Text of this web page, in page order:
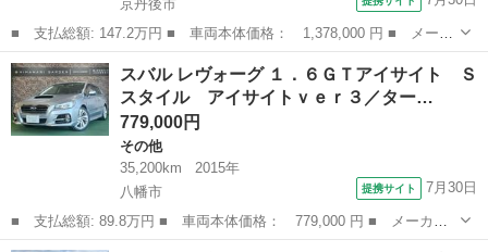
京丹後市
■ 支払総額: 147.2万円 ■ 車両本体価格： 1,378,000 円 ■ メーカ
ー名： スバル ■ 車種名： ＢＲＺ ■ グレード名： Ｓ Ｄ型
６速マニュアル ＨＫＳリーガマックスマフラー ＴＥＩＮ ＦＬＥ
Ｘ Ｚ車...
京都 京丹後市
スバル レヴォーグ １．６ＧＴアイサイト Ｓ
スタイル アイサイトｖｅｒ３／ター…
779,000円
その他
35,200km
2015年
八幡市
提携サイト 7月30日
■ 支払総額: 89.8万円 ■ 車両本体価格： 779,000 円 ■ メーカー
名： スバル ■ 車種名： レヴォーグ ■ グレード名： １．６Ｇ